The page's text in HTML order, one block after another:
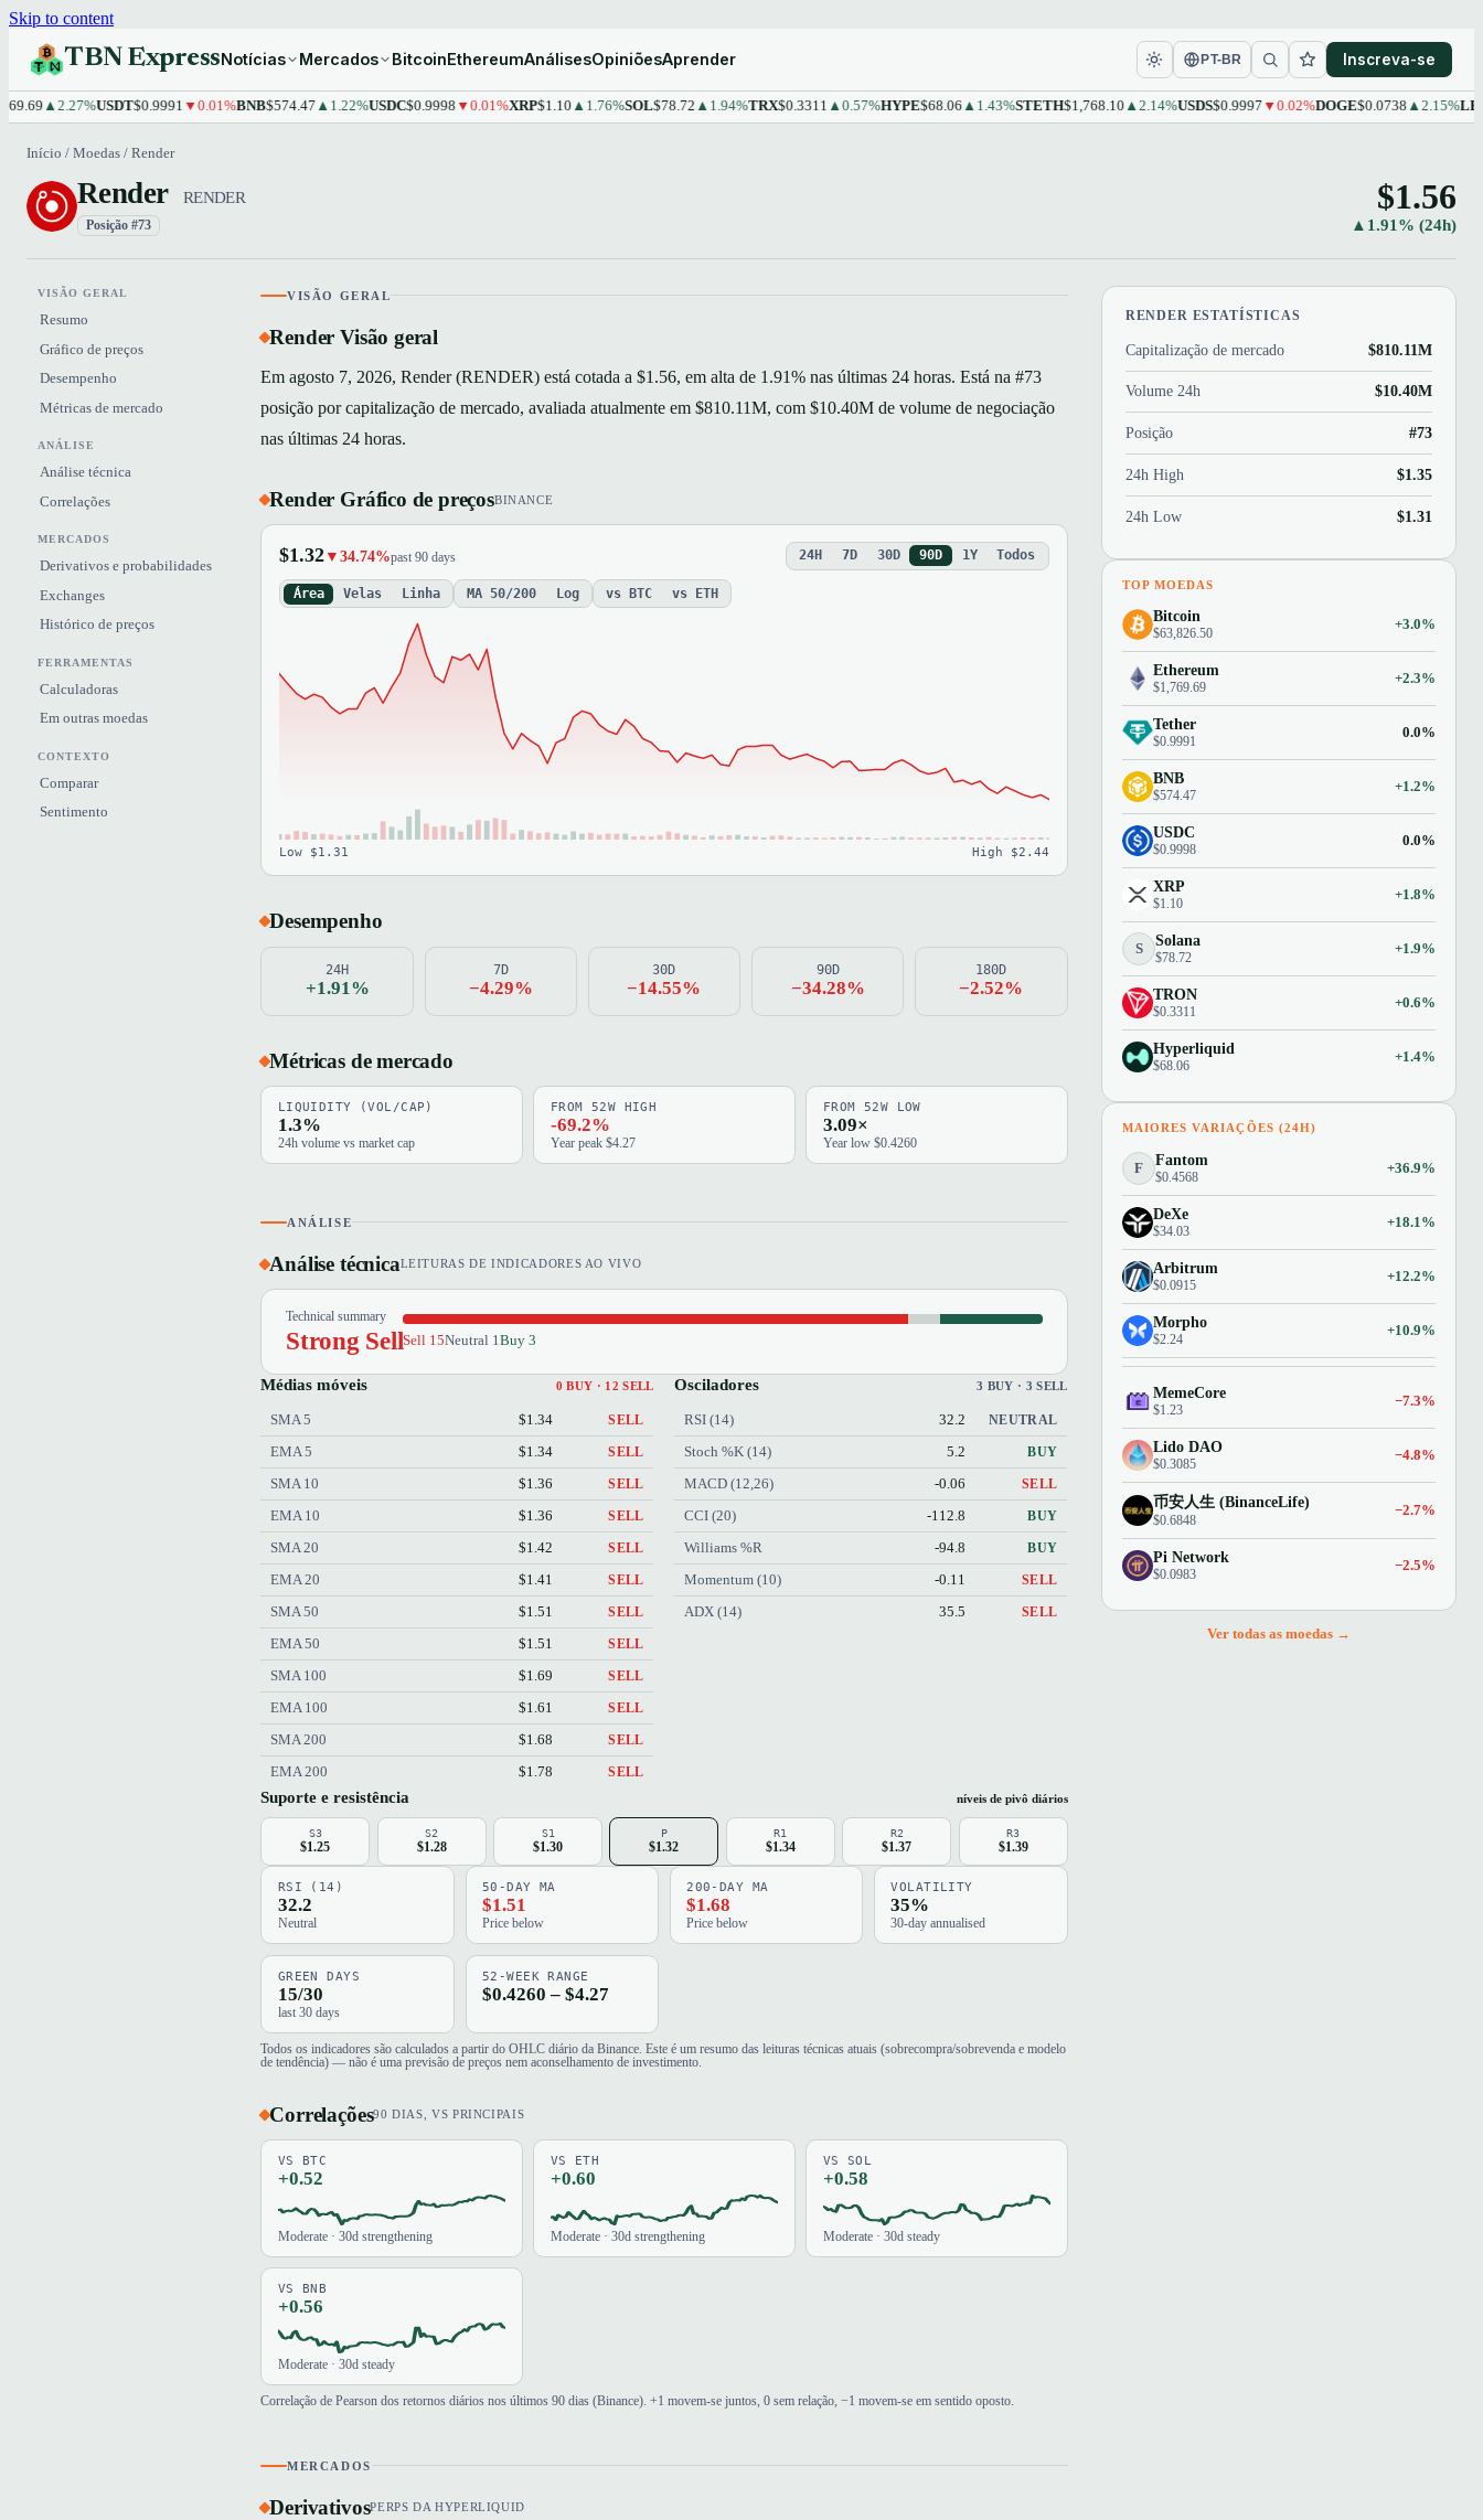
Skip to content
TBN ExpressNotícias Mercados BitcoinEthereumAnálisesOpiniõesAprender PT-BR Inscreva-se
▲2.27%USDT$0.9991▼0.01%BNB$574.47▲1.22%USDC$0.9998▼0.01%XRP$1.10▲1.76%SOL$78.72▲1.94%TRX$0.3311▲0.57%HYPE$68.06▲1.43%STETH$1,768.10▲2.14%USDS$0.9997▼0.02%DOGE$0.0738▲2.15%LEO$9.61
Início / Moedas / Render
Render RENDER
Posição #73
$1.56
▲1.91% (24h)
VISÃO GERAL
Resumo
Gráfico de preços
Desempenho
Métricas de mercado
ANÁLISE
Análise técnica
Correlações
MERCADOS
Derivativos e probabilidades
Exchanges
Histórico de preços
FERRAMENTAS
Calculadoras
Em outras moedas
CONTEXTO
Comparar
Sentimento
VISÃO GERAL
Render Visão geral
Em agosto 7, 2026, Render (RENDER) está cotada a $1.56, em alta de 1.91% nas últimas 24 horas. Está na #73
posição por capitalização de mercado, avaliada atualmente em $810.11M, com $10.40M de volume de negociação
nas últimas 24 horas.
Render Gráfico de preçosBINANCE
$1.32 ▼34.74%past 90 days 24H 7D 30D 90D 1Y Todos
Área Velas Linha MA 50/200 Log vs BTC vs ETH
Low $1.31 High $2.44
Desempenho
24H
+1.91%
7D
−4.29%
30D
−14.55%
90D
−34.28%
180D
−2.52%
Métricas de mercado
LIQUIDITY (VOL/CAP)
1.3%
24h volume vs market cap
FROM 52W HIGH
-69.2%
Year peak $4.27
FROM 52W LOW
3.09×
Year low $0.4260
ANÁLISE
Análise técnicaLEITURAS DE INDICADORES AO VIVO
Technical summary
Strong SellSell 15Neutral 1Buy 3
Médias móveis 0 BUY · 12 SELL
SMA 5 $1.34 SELL
EMA 5 $1.34 SELL
SMA 10 $1.36 SELL
EMA 10 $1.36 SELL
SMA 20 $1.42 SELL
EMA 20 $1.41 SELL
SMA 50 $1.51 SELL
EMA 50 $1.51 SELL
SMA 100 $1.69 SELL
EMA 100 $1.61 SELL
SMA 200 $1.68 SELL
EMA 200 $1.78 SELL
Osciladores 3 BUY · 3 SELL
RSI (14) 32.2 NEUTRAL
Stoch %K (14) 5.2 BUY
MACD (12,26) -0.06 SELL
CCI (20) -112.8 BUY
Williams %R -94.8 BUY
Momentum (10) -0.11 SELL
ADX (14) 35.5 SELL
Suporte e resistência níveis de pivô diários
S3
$1.25
S2
$1.28
S1
$1.30
P
$1.32
R1
$1.34
R2
$1.37
R3
$1.39
RSI (14)
32.2
Neutral
50-DAY MA
$1.51
Price below
200-DAY MA
$1.68
Price below
VOLATILITY
35%
30-day annualised
GREEN DAYS
15/30
last 30 days
52-WEEK RANGE
$0.4260 – $4.27
Todos os indicadores são calculados a partir do OHLC diário da Binance. Este é um resumo das leituras técnicas atuais (sobrecompra/sobrevenda e modelo
de tendência) — não é uma previsão de preços nem aconselhamento de investimento.
Correlações90 DIAS, VS PRINCIPAIS
VS BTC
+0.52
Moderate · 30d strengthening
VS ETH
+0.60
Moderate · 30d strengthening
VS SOL
+0.58
Moderate · 30d steady
VS BNB
+0.56
Moderate · 30d steady
Correlação de Pearson dos retornos diários nos últimos 90 dias (Binance). +1 movem-se juntos, 0 sem relação, −1 movem-se em sentido oposto.
MERCADOS
DerivativosPERPS DA HYPERLIQUID
RENDER ESTATÍSTICAS
Capitalização de mercado $810.11M
Volume 24h $10.40M
Posição #73
24h High $1.35
24h Low $1.31
TOP MOEDAS
Bitcoin
$63,826.50
+3.0%
Ethereum
$1,769.69
+2.3%
Tether
$0.9991
0.0%
BNB
$574.47
+1.2%
USDC
$0.9998
0.0%
XRP
$1.10
+1.8%
S Solana
$78.72
+1.9%
TRON
$0.3311
+0.6%
Hyperliquid
$68.06
+1.4%
MAIORES VARIAÇÕES (24H)
F Fantom
$0.4568
+36.9%
DeXe
$34.03
+18.1%
Arbitrum
$0.0915
+12.2%
Morpho
$2.24
+10.9%
MemeCore
$1.23
−7.3%
Lido DAO
$0.3085
−4.8%
币安人生 (BinanceLife)
$0.6848
−2.7%
Pi Network
$0.0983
−2.5%
Ver todas as moedas →